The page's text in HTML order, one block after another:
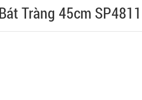
Tràng 45cm SP4811